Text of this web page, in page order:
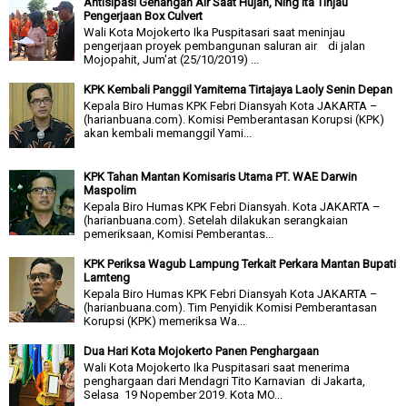
Pengerjaan Box Culvert
Wali Kota Mojokerto Ika Puspitasari saat meninjau
pengerjaan proyek pembangunan saluran air di jalan
Mojopahit, Jum'at (25/10/2019) ...
KPK Kembali Panggil Yamitema Tirtajaya Laoly Senin Depan
Kepala Biro Humas KPK Febri Diansyah Kota JAKARTA –
(harianbuana.com). Komisi Pemberantasan Korupsi (KPK)
akan kembali memanggil Yami...
KPK Tahan Mantan Komisaris Utama PT. WAE Darwin
Maspolim
Kepala Biro Humas KPK Febri Diansyah. Kota JAKARTA –
(harianbuana.com). Setelah dilakukan serangkaian
pemeriksaan, Komisi Pemberantas...
KPK Periksa Wagub Lampung Terkait Perkara Mantan Bupati
Lamteng
Kepala Biro Humas KPK Febri Diansyah Kota JAKARTA –
(harianbuana.com). Tim Penyidik Komisi Pemberantasan
Korupsi (KPK) memeriksa Wa...
Dua Hari Kota Mojokerto Panen Penghargaan
Wali Kota Mojokerto Ika Puspitasari saat menerima
penghargaan dari Mendagri Tito Karnavian di Jakarta,
Selasa 19 Nopember 2019. Kota MO...